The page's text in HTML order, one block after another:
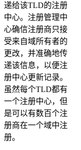
递给该TLD的注册
中心。注册管理中
心确信注册商只接
受来自域所有者的
更改，并准确地传
递该信息，以便注
册中心更新记录。
虽然每个TLD都有
一个注册中心，但
是可以有数百个注
册商在一个域中注
册。